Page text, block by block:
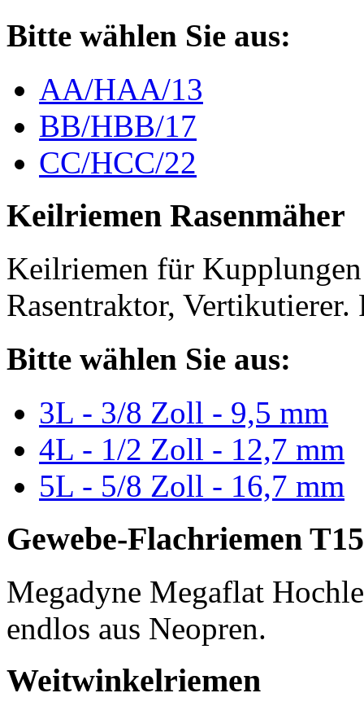
Bitte wählen Sie aus:
AA/HAA/13
BB/HBB/17
CC/HCC/22
Keilriemen Rasenmäher
Keilriemen für Kupplungen
Rasentraktor,
Bitte wählen Sie aus:
3L - 3/8 Zoll - 9,5 mm
4L - 1/2 Zoll - 12,7 mm
5L - 5/8 Zoll - 16,7 mm
Gewebe-Flachriemen
Megadyne Megaflat
endlos aus Neopren.
Weitwinkelriemen